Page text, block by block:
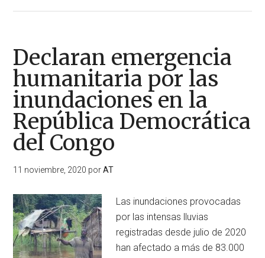
(Ulysses)
deja
un
camino
de
en
Filipinas
Declaran emergencia
humanitaria por las
inundaciones en la
República Democrática
del Congo
11 noviembre, 2020 porAT
Las inundaciones provocadas
por las intensas lluvias
registradas desde julio de 2020
han afectado a más de 83.000